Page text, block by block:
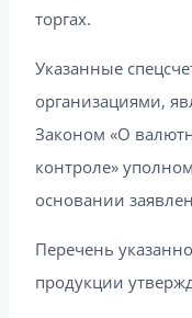
торгах.
Указанные
организациями,
Законом «О
контроле»
основании
Перечень
продукции